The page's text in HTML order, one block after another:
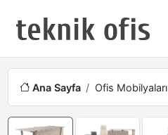
Ana Sayfa Ofis Mobilyaları